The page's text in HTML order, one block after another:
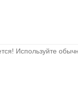
Используйте